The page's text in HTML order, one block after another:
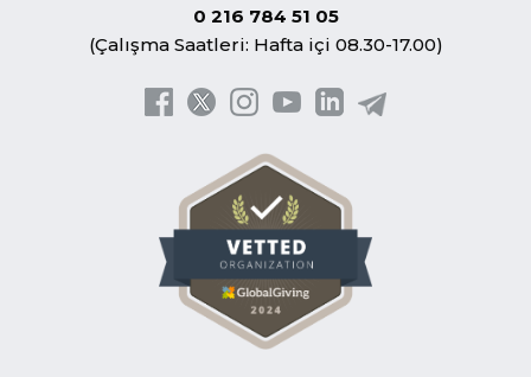
0 216 784 51 05
(Çalışma Saatleri: Hafta içi 08.30-17.00)